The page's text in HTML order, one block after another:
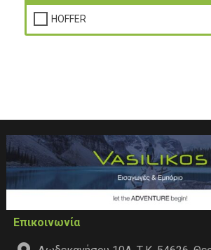
HOFFER
Επικοινωνία